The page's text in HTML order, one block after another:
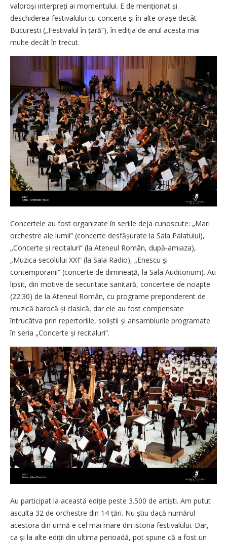
valoroși interpreți ai momentului. E de menționat și
deschiderea festivalului cu concerte și în alte orașe decât
București („Festivalul în țară”), în ediția de anul acesta mai
multe decât în trecut.
Concertele au fost organizate în seriile deja cunoscute: „Mari
orchestre ale lumii” (concerte desfășurate la Sala Palatului),
„Concerte și recitaluri” (la Ateneul Român, după‑amiaza),
„Muzica secolului XXI” (la Sala Radio), „Enescu și
contemporanii” (concerte de dimineață, la Sala Auditorium). Au
lipsit, din motive de securitate sanitară, concertele de noapte
(22:30) de la Ateneul Român, cu programe preponderent de
muzică barocă și clasică, dar ele au fost compensate
întrucâtva prin repertoriile, soliștii și ansamblurile programate
în seria „Concerte și recitaluri”.
Au participat la această ediție peste 3.500 de artiști. Am putut
asculta 32 de orchestre din 14 țări. Nu știu dacă numărul
acestora din urmă e cel mai mare din istoria festivalului. Dar,
ca și la alte ediții din ultima perioadă, pot spune că a fost un